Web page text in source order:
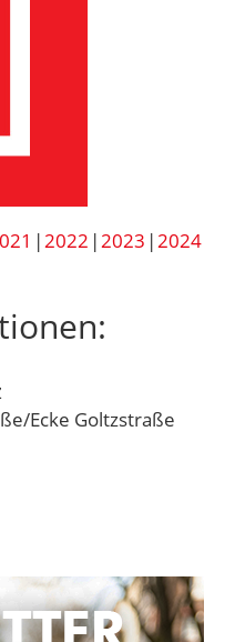
2022 2023 2024
Ecke Goltzstraße